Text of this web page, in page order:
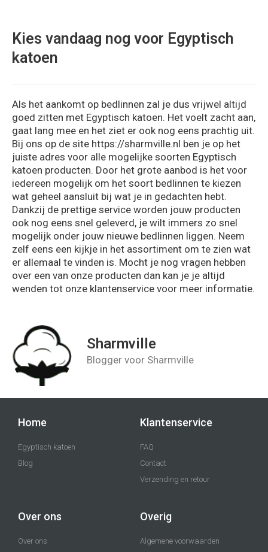
Kies vandaag nog voor Egyptisch
katoen
Als het aankomt op bedlinnen zal je dus vrijwel altijd
goed zitten met Egyptisch katoen. Het voelt zacht aan,
gaat lang mee en het ziet er ook nog eens prachtig uit.
Bij ons op de site https://sharmville.nl ben je op het
juiste adres voor alle mogelijke soorten Egyptisch
katoen producten. Door het grote aanbod is het voor
iedereen mogelijk om het soort bedlinnen te kiezen
wat geheel aansluit bij wat je in gedachten hebt.
Dankzij de prettige service worden jouw producten
ook nog eens snel geleverd, je wilt immers zo snel
mogelijk onder jouw nieuwe bedlinnen liggen. Neem
zelf eens een kijkje in het assortiment om te zien wat
er allemaal te vinden is. Mocht je nog vragen hebben
over een van onze producten dan kan je je altijd
wenden tot onze klantenservice voor meer informatie.
Sharmville
Blogger voor Sharmville
Home
Egyptisch katoen
Blog
Klantenservice
FAQ
Contact
Verzending en retour
Over ons
Over ons
Overig
Algemene voorwaarden